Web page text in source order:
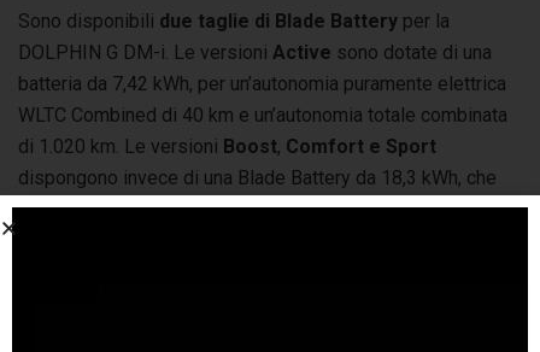
Sono disponibili due taglie di Blade Battery per la
DOLPHIN G DM-i. Le versioni Active sono dotate di una
batteria da 7,42 kWh, per un’autonomia puramente elettrica
WLTC Combined di 40 km e un’autonomia totale combinata
di 1.020 km. Le versioni Boost, Comfort e Sport
dispongono invece di una Blade Battery da 18,3 kWh, che
porta l’autonomia puramente elettrica a 105 km e quella